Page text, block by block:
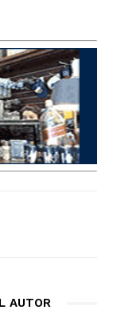
AUTOR